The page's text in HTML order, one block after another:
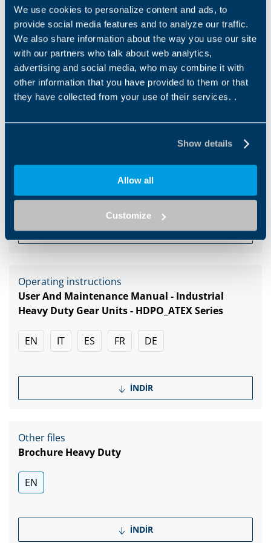
We use cookies to personalize content and ads, to
provide social media features and to analyze our traffic.
We also share information about the way you use our site
with our partners who talk about web analytics,
advertising and social media, who may combine it with
other information that you have provided to them or that
they have collected from your use of their services. .
Show details
Allow all
Customize
Downloads
Category filter
Catalogues
Product Catalogue - Industrial Heavy Duty Gear
FR DE
İNDIR
Operating instructions
User And Maintenance Manual - Industrial
Heavy Duty Gear Units - HDPO_ATEX Series
EN IT ES FR DE
İNDIR
Other files
Brochure Heavy Duty
EN
İNDIR